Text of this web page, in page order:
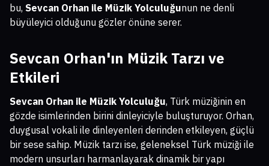
bu, Sevcan Orhan ile Müzik Yolculuğunun ne denli
büyüleyici olduğunu gözler önüne serer.
Sevcan Orhan'ın Müzik Tarzı ve
Etkileri
Sevcan Orhan ile Müzik Yolculuğu, Türk müziğinin en
gözde isimlerinden birini dinleyiciyle buluşturuyor. Orhan,
duygusal vokali ile dinleyenleri derinden etkileyen, güçlü
bir sese sahip. Müzik tarzı ise, geleneksel Türk müziği ile
modern unsurları harmanlayarak dinamik bir yapı